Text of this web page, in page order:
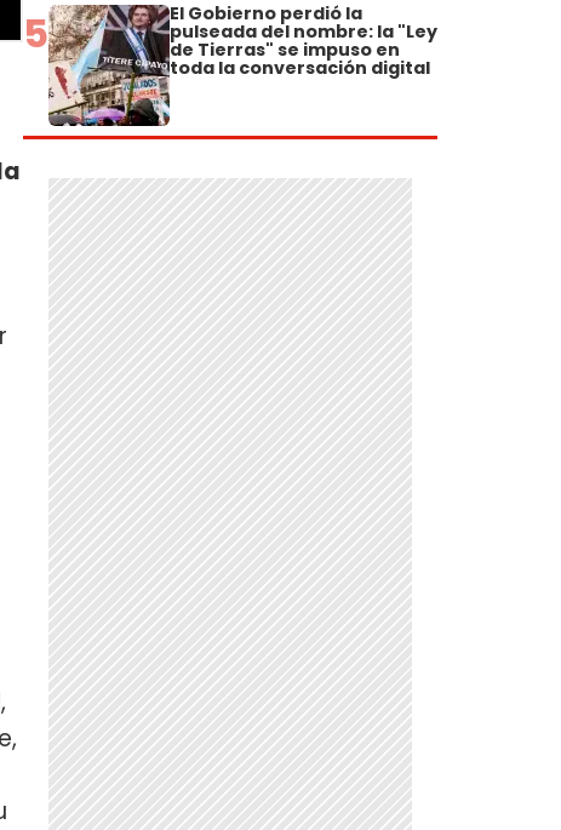
5 El Gobierno perdió la
pulseada del nombre: la "Ley
de Tierras" se impuso en
toda la conversación digital